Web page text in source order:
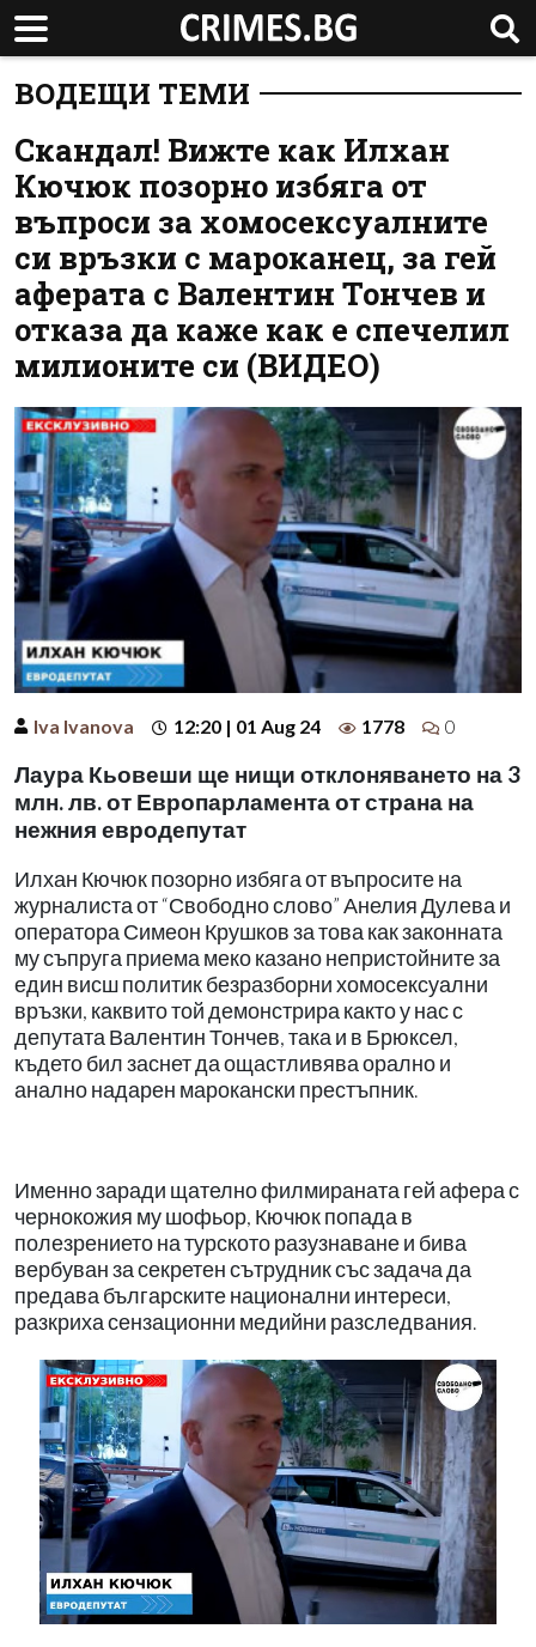
ВОДЕЩИ ТЕМИ
Скандал! Вижте как Илхан
Кючюк позорно избяга от
въпроси за хомосексуалните
си връзки с мароканец, за гей
аферата с Валентин Тончев и
отказа да каже как е спечелил
милионите си (ВИДЕО)
Iva Ivanova 12:20 | 01 Aug 24 1778 0
Лаура Кьовеши ще нищи отклоняването на 3
млн. лв. от Европарламента от страна на
нежния евродепутат
Илхан Кючюк позорно избяга от въпросите на
журналиста от “Свободно слово” Анелия Дулева и
оператора Симеон Крушков за това как законната
му съпруга приема меко казано непристойните за
един висш политик безразборни хомосексуални
връзки, каквито той демонстрира както у нас с
депутата Валентин Тончев, така и в Брюксел,
където бил заснет да ощастливява орално и
анално надарен марокански престъпник.
Именно заради щателно филмираната гей афера с
чернокожия му шофьор, Кючюк попада в
полезрението на турското разузнаване и бива
вербуван за секретен сътрудник със задача да
предава българските национални интереси,
разкриха сензационни медийни разследвания.